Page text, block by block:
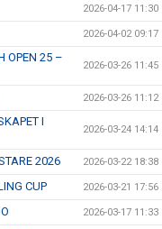
2026-04-17 11:30
2026-04-02 09:17
OPEN 25 –
2026-03-26 11:45
2026-03-26 11:12
I
2026-03-24 14:14
2026 2026-03-22 18:38
CUP 2026-03-21 17:56
2026-03-17 11:33